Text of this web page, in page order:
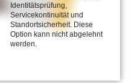
Identitätsprüfung,
Servicekontinuität und
Standortsicherheit. Diese
Option kann nicht abgelehnt
werden.